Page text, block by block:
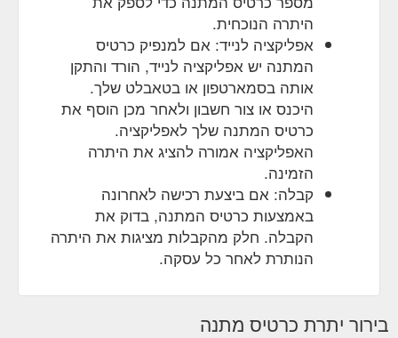
היתרה הנוכחית.
אפליקציה לנייד: אם למנפיק כרטיס
המתנה יש אפליקציה לנייד, הורד והתקן
אותה בסמארטפון או בטאבלט שלך.
היכנס או צור חשבון ולאחר מכן הוסף את
כרטיס המתנה שלך לאפליקציה.
האפליקציה אמורה להציג את היתרה
הזמינה.
קבלה: אם ביצעת רכישה לאחרונה
באמצעות כרטיס המתנה, בדוק את
הקבלה. חלק מהקבלות מציגות את היתרה
הנותרת לאחר כל עסקה.
בירור יתרת כרטיס מתנה